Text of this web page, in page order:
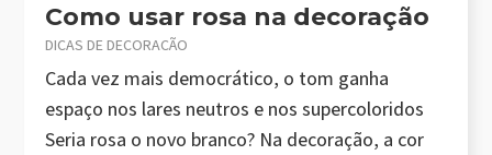
Como usar rosa na decoração
DICAS DE DECORAÇÃO
Cada vez mais democrático, o tom ganha
espaço nos lares neutros e nos supercoloridos
Seria rosa o novo branco? Na decoração, a cor